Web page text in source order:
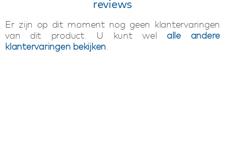
reviews
Er zijn op dit moment nog geen klantervaringen
van dit product. U kunt wel alle andere
klantervaringen bekijken.